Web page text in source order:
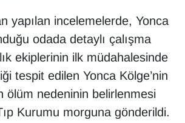
yapılan incelemelerde, Yonca
odada detaylı çalışma
ekiplerinin ilk müdahalesinde
tespit edilen Yonca Kölge’nin
ölüm nedeninin belirlenmesi
Kurumu morguna gönderildi.